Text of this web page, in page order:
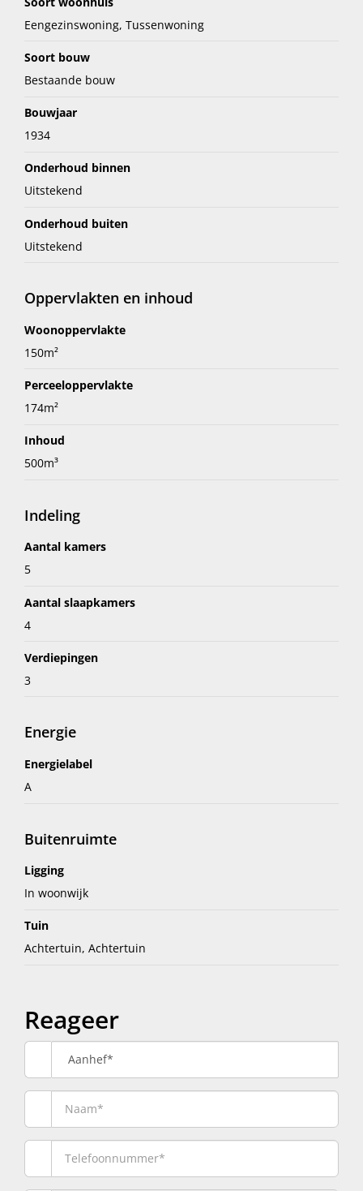
Eengezinswoning, Tussenwoning
Soort bouw
Bestaande bouw
Bouwjaar
1934
Onderhoud binnen
Uitstekend
Onderhoud buiten
Uitstekend
Oppervlakten en inhoud
Woonoppervlakte
150m²
Perceeloppervlakte
174m²
Inhoud
500m³
Indeling
Aantal kamers
5
Aantal slaapkamers
4
Verdiepingen
3
Energie
Energielabel
A
Buitenruimte
Ligging
In woonwijk
Tuin
Achtertuin, Achtertuin
Reageer
Aanhef*